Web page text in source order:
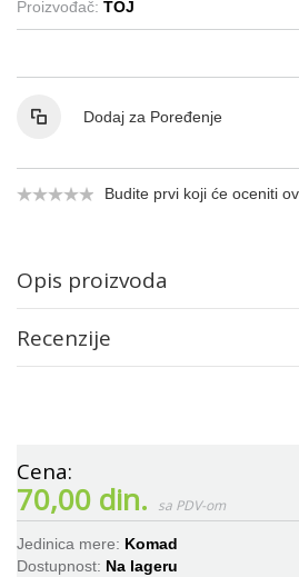
Proizvođač: TOJ
Dodaj za Poređenje
Budite prvi koji će oceniti
70,00 din.
Jedinica mere: Komad
Dostupnost: Na lageru
Opis proizvoda
Recenzije